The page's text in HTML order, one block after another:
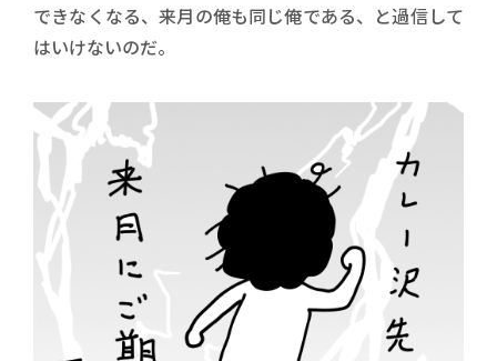
できなくなる、来月の俺も同じ俺である、と過信して
はいけないのだ。